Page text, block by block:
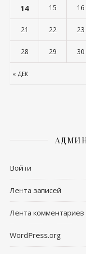
« ДЕК
14 15 16
21 22 23
28 29 30
Войти
Лента записей
Лента комментариев
WordPress.org